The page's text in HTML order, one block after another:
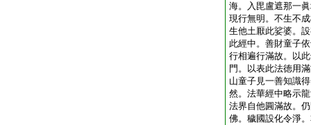
海。入毘盧遮那一
現行無明。不生不
生他土厭此娑婆。
此經中。善財童子
行相遍行滿故。以
門。以表此法徳用
山童子見一善知識
然。法華經中略示
法界自他圓滿故。
佛。穢國設化令淨